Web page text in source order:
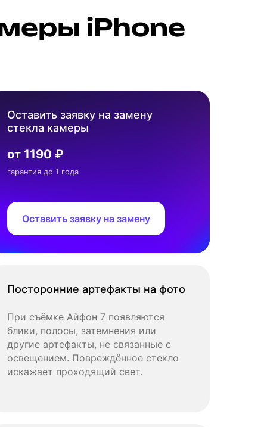
iPhone
Оставить заявку на замену
стекла камеры
от 1190 ₽
гарантия до 1 года
Оставить заявку на замену
Посторонние артефакты на фото
При съёмке Айфон 7 появляются
блики, полосы, затемнения или
другие артефакты, не связанные с
освещением. Повреждённое стекло
искажает проходящий свет.